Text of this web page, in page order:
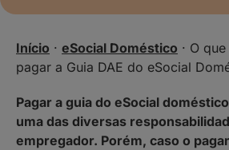
Início · eSocial Doméstico · O
pagar a Guia DAE do eSocial
Pagar a guia do eSocial
uma das diversas
empregador. Porém, caso o